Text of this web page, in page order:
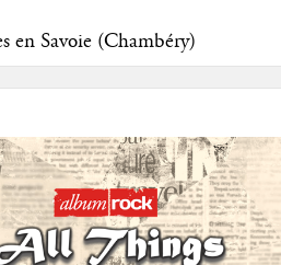
en Savoie (Chambéry)